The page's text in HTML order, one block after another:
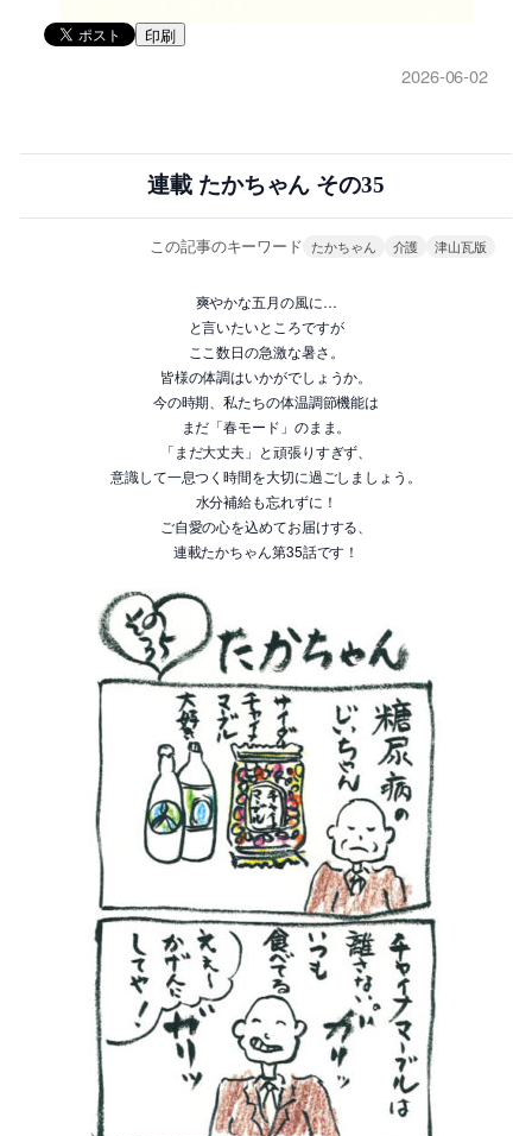
印刷
2026-06-02
連載 たかちゃん その35
この記事のキーワード たかちゃん 介護 津山瓦版
爽やかな五月の風に…
と言いたいところですが
ここ数日の急激な暑さ。
皆様の体調はいかがでしょうか。
今の時期、私たちの体温調節機能は
まだ「春モード」のまま。
「まだ大丈夫」と頑張りすぎず、
意識して一息つく時間を大切に過ごしましょう。
水分補給も忘れずに！
ご自愛の心を込めてお届けする、
連載たかちゃん第35話です！